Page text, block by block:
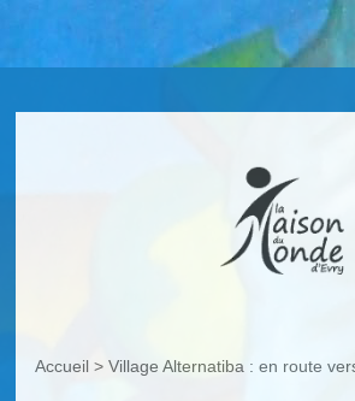
Accueil >Village Alternatiba : en route